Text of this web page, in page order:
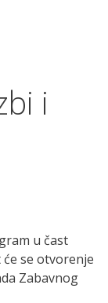
i
u čast
se otvorenje
Zabavnog